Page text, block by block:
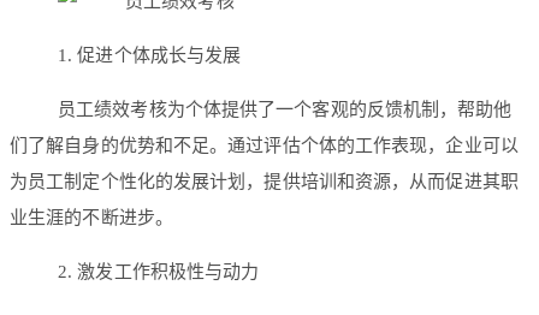
1. 促进个体成长与发展
员工绩效考核为个体提供了一个客观的反馈机制，帮助他
们了解自身的优势和不足。通过评估个体的工作表现，企业可以
为员工制定个性化的发展计划，提供培训和资源，从而促进其职
业生涯的不断进步。
2. 激发工作积极性与动力